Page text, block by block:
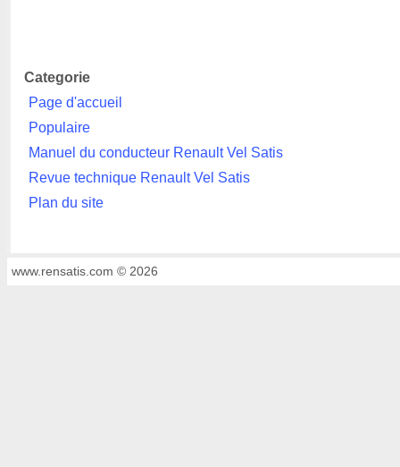
Categorie
Page d'accueil
Populaire
Manuel du conducteur Renault Vel Satis
Revue technique Renault Vel Satis
Plan du site
www.rensatis.com © 2026